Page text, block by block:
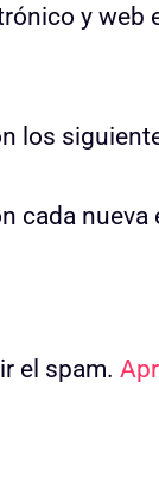
y web
los
cada nueva
el spam.